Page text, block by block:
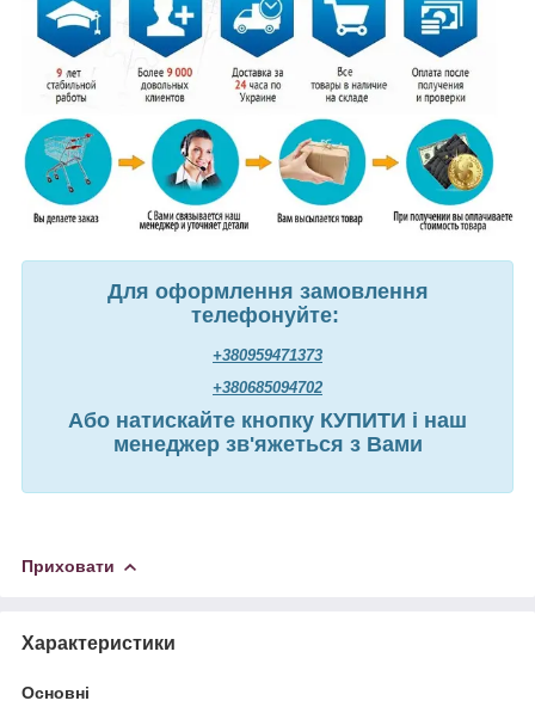
Для оформлення замовлення
телефонуйте:
+380959471373
+380685094702
Або натискайте кнопку КУПИТИ і наш
менеджер зв'яжеться з Вами
Приховати
Характеристики
Основні